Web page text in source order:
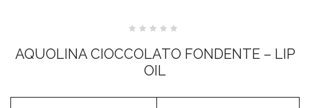
su
5
AQUOLINA CIOCCOLATO FONDENTE – LIP
OIL